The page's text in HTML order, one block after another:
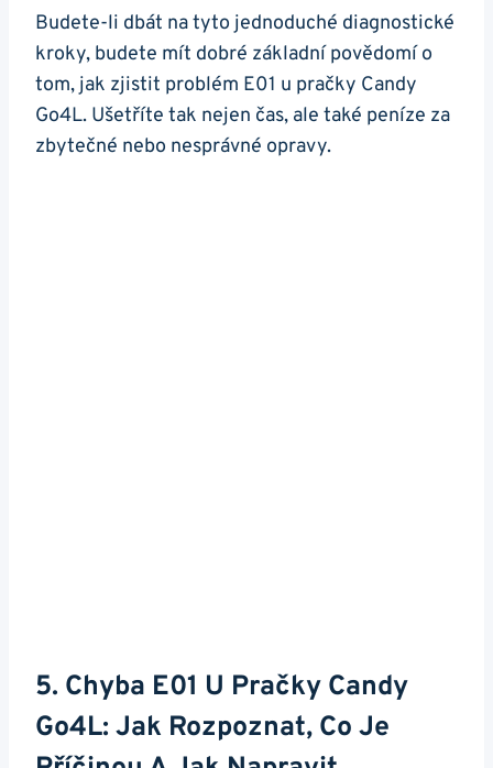
Budete-li dbát na tyto jednoduché diagnostické
kroky, ⁤budete​ mít dobré základní povědomí‌ o
‍tom, jak zjistit problém⁤ E01 u pračky Candy
Go4L. Ušetříte tak ‌nejen čas, ale také peníze za
zbytečné nebo‍ nesprávné opravy.
5. ⁤Chyba E01 ⁤u Pračky Candy
Go4L: Jak Rozpoznat,​ Co Je